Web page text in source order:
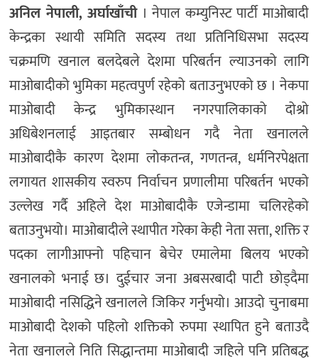
अनिल नेपाली, अर्घाखाँची। नेपाल कम्युनिस्ट पार्टी माओबादी
केन्द्रका स्थायी समिति सदस्य तथा प्रतिनिधिसभा सदस्य
चक्रमणि खनाल बलदेबले देशमा परिबर्तन ल्याउनको लागि
माओबादीको भुमिका महत्वपुर्ण रहेको बताउनुभएको छ । नेकपा
माओबादी केन्द्र भुमिकास्थान नगरपालिकाको दोश्रो
अधिबेशनलाई आइतबार सम्बोधन गदै नेता खनालले
माओबादीकै कारण देशमा लोकतन्त्र, गणतन्त्र, धर्मनिरपेक्षता
लगायत शासकीय स्वरुप निर्वाचन प्रणालीमा परिबर्तन भएको
उल्लेख गर्दै अहिले देश माओबादीकै एजेन्डामा चलिरहेको
बताउनुभयो। माओबादीले स्थापीत गरेका केही नेता सत्ता, शक्ति र
पदका लागीआफ्नो पहिचान बेचेर एमालेमा बिलय भएको
खनालको भनाई छ। दुईचार जना अबसरबादी पाटी छोड्दैमा
माओबादी नसिद्धिने खनालले जिकिर गर्नुभयो। आउदो चुनाबमा
माओबादी देशको पहिलो शक्तिकोे रुपमा स्थापित हुने बताउदै
नेता खनालले निति सिद्धान्तमा माओबादी जहिले पनि प्रतिबद्ध